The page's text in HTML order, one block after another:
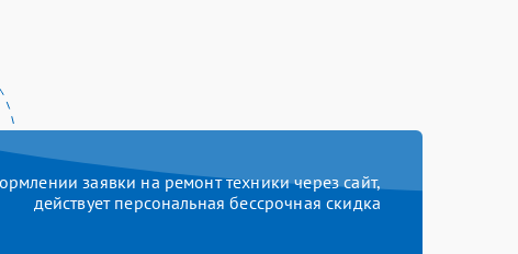
заявки на ремонт техники через сайт,
действует персональная бессрочная скидка